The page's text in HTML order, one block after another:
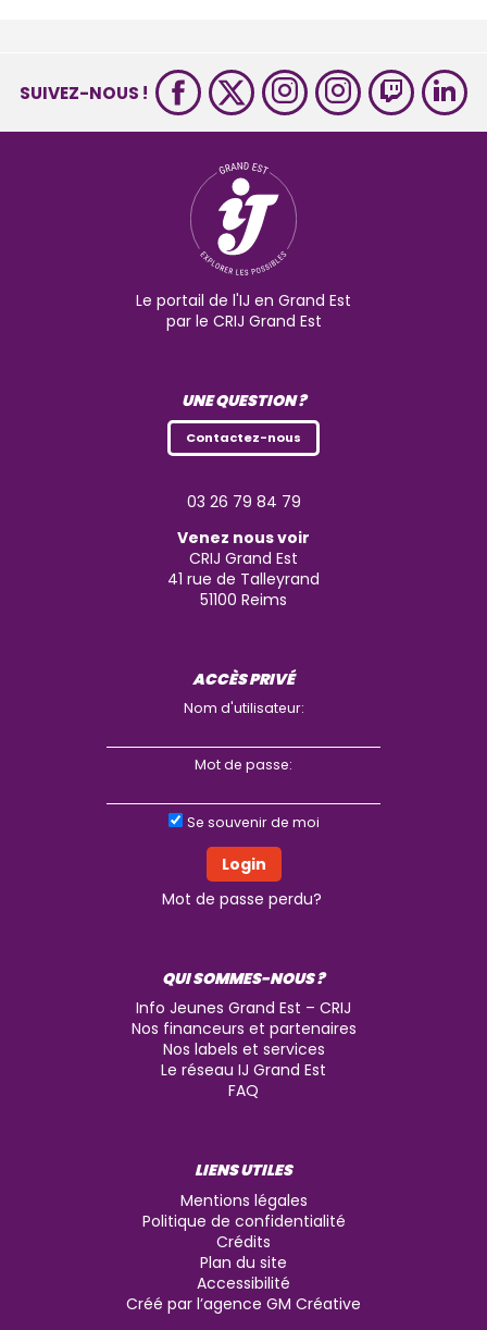
SUIVEZ-NOUS !
Le portail de l'IJ en Grand Est
par le CRIJ Grand Est
UNE QUESTION ?
Contactez-nous
03 26 79 84 79
Venez nous voir
CRIJ Grand Est
41 rue de Talleyrand
51100 Reims
ACCÈS PRIVÉ
Nom d'utilisateur:
Mot de passe:
Se souvenir de moi
Mot de passe perdu?
QUI SOMMES-NOUS ?
Info Jeunes Grand Est – CRIJ
Nos financeurs et partenaires
Nos labels et services
Le réseau IJ Grand Est
FAQ
LIENS UTILES
Mentions légales
Politique de confidentialité
Crédits
Plan du site
Accessibilité
Créé par l’agence GM Créative